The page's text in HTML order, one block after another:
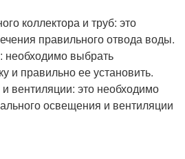
коллектора и труб: это
правильного отвода воды.
необходимо выбрать
и правильно ее установить.
вентиляции: это необходимо
освещения и вентиляции